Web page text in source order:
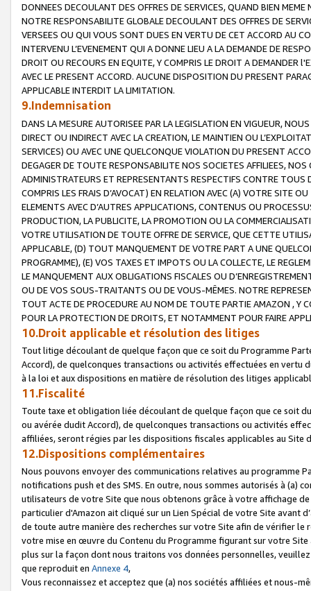
DONNEES DECOULANT DES OFFRES DE SERVICES, QUAND BIEN
NOTRE RESPONSABILITE GLOBALE DECOULANT DES OFFRES DE
VERSEES OU QUI VOUS SONT DUES EN VERTU DE CET ACCORD AU
INTERVENU L’EVENEMENT QUI A DONNE LIEU A LA DEMANDE DE
DROIT OU RECOURS EN EQUITE, Y COMPRIS LE DROIT A DEMANDER
AVEC LE PRESENT ACCORD. AUCUNE DISPOSITION DU PRESENT
APPLICABLE INTERDIT LA LIMITATION.
9.Indemnisation
DANS LA MESURE AUTORISEE PAR LA LEGISLATION EN VIGUEUR,
DIRECT OU INDIRECT AVEC LA CREATION, LE MAINTIEN OU
SERVICES) OU AVEC UNE QUELCONQUE VIOLATION DU PRESENT
DEGAGER DE TOUTE RESPONSABILITE NOS SOCIETES AFFILIEES,
ADMINISTRATEURS ET REPRESENTANTS RESPECTIFS CONTRE
COMPRIS LES FRAIS D’AVOCAT) EN RELATION AVEC (A) VOTRE SITE
ELEMENTS AVEC D’AUTRES APPLICATIONS, CONTENUS OU
PRODUCTION, LA PUBLICITE, LA PROMOTION OU LA
VOTRE UTILISATION DE TOUTE OFFRE DE SERVICE, QUE CETTE
APPLICABLE, (D) TOUT MANQUEMENT DE VOTRE PART A UNE
PROGRAMME), (E) VOS TAXES ET IMPOTS OU LA COLLECTE, LE
LE MANQUEMENT AUX OBLIGATIONS FISCALES OU
OU DE VOS SOUS-TRAITANTS OU DE VOUS-MÊMES. NOTRE
TOUT ACTE DE PROCEDURE AU NOM DE TOUTE PARTIE AMAZON , Y
POUR LA PROTECTION DE DROITS, ET NOTAMMENT POUR FAIRE
10.Droit applicable et résolution des litiges
Tout litige découlant de quelque façon que ce soit du Programme
Accord), de quelconques transactions ou activités effectuées en vertu
à la loi et aux dispositions en matière de résolution des litiges
11.Fiscalité
Toute taxe et obligation liée découlant de quelque façon que ce soit
ou avérée dudit Accord), de quelconques transactions ou activités
affiliées, seront régies par les dispositions fiscales applicables au Site
12.Dispositions complémentaires
Nous pouvons envoyer des communications relatives au programme
notifications push et des SMS. En outre, nous sommes autorisés à
utilisateurs de votre Site que nous obtenons grâce à votre affichage
particulier d'Amazon ait cliqué sur un Lien Spécial de votre Site avant
de toute autre manière des recherches sur votre Site afin de vérifier
votre mise en œuvre du Contenu du Programme figurant sur votre
plus sur la façon dont nous traitons vos données personnelles,
que reproduit en Annexe 4,
Vous reconnaissez et acceptez que (a) nos sociétés affiliées et nous-